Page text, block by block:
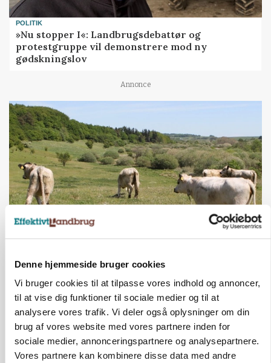
Denne hjemmeside bruger cookies
Vi bruger cookies til at tilpasse vores indhold og annoncer,
til at vise dig funktioner til sociale medier og til at
analysere vores trafik. Vi deler også oplysninger om din
brug af vores website med vores partnere inden for
sociale medier, annonceringspartnere og analysepartnere.
Vores partnere kan kombinere disse data med andre
POLITIK
»Nu stopper I«: Landbrugsdebattør og
protestgruppe vil demonstrere mod ny
gødskningslov
Annonce
Snart kan man søge tilskud til naturprojekter
Annonce
PLANTER
Før såmaskinen kører: Her er efterårets største
skadedyrsrisici
Annonce